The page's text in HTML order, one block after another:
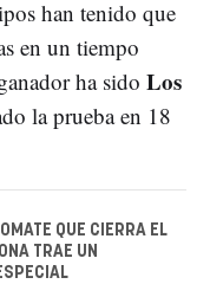
han tenido que
en un tiempo
ha sido Los
la prueba en 18
QUE CIERRA EL
TRAE UN